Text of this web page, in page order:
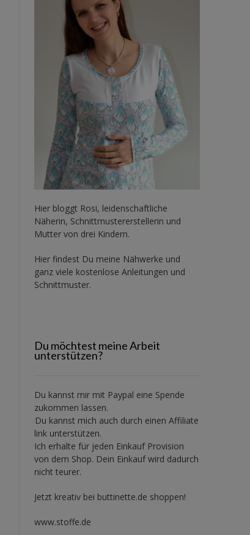
Hier bloggt Rosi, leidenschaftliche
Näherin, Schnittmustererstellerin und
Mutter von drei Kindern.
Hier findest Du meine Nähwerke und
ganz viele kostenlose Anleitungen und
Schnittmuster.
Du möchtest meine Arbeit
unterstützen?
Du kannst mir mit Paypal eine Spende
zukommen lassen.
Du kannst mich auch durch einen Affiliate
link unterstützen.
Ich erhalte für jeden Einkauf Provision
von dem Shop. Dein Einkauf wird dadurch
nicht teurer.
Jetzt kreativ bei buttinette.de shoppen!
www.stoffe.de